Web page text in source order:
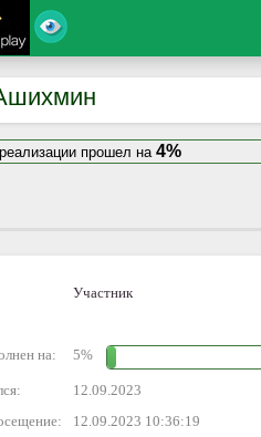
прошел на4%
Участник
на: 5%
12.09.2023
12.09.2023 10:36:19